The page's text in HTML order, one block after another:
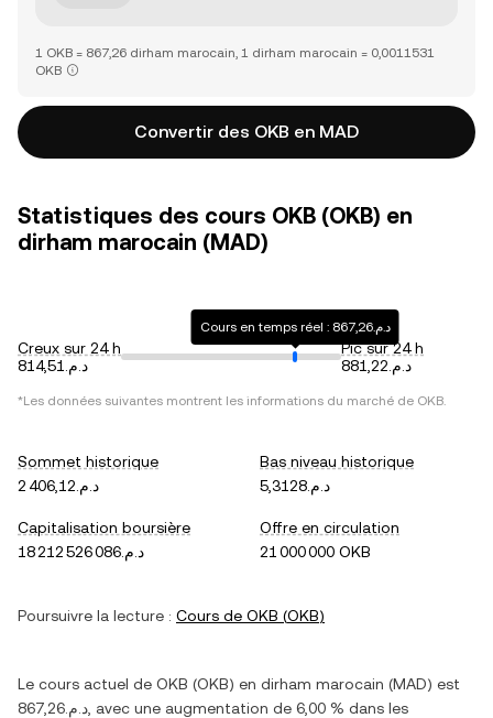
1 OKB = 867,26 dirham marocain, 1 dirham marocain = 0,0011531
OKB
Convertir des OKB en MAD
Statistiques des cours OKB (OKB) en
dirham marocain (MAD)
Creux sur 24 h
د.م.814,51
Cours en temps réel : د.م.867,26
Pic sur 24 h
د.م.881,22
*Les données suivantes montrent les informations du marché de OKB.
Sommet historique
د.م.2 406,12
Bas niveau historique
د.م.5,3128
Capitalisation boursière
د.م.18 212 526 086
Offre en circulation
21 000 000 OKB
Poursuivre la lecture : Cours de OKB (OKB)
Le cours actuel de OKB (OKB) en dirham marocain (MAD) est
د.م.867,26 , avec une augmentation de 6,00 % dans les